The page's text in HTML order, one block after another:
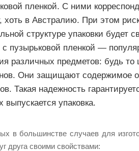
пленкой. С ними
хоть в Австралию. При этом
структуре упаковки будет
с пузырьковой пленкой —
различных предметов: будь
Они защищают содержимое
Такая надежность
выпускается упаковка.
в большинстве случаев для
друга своими свойствами: